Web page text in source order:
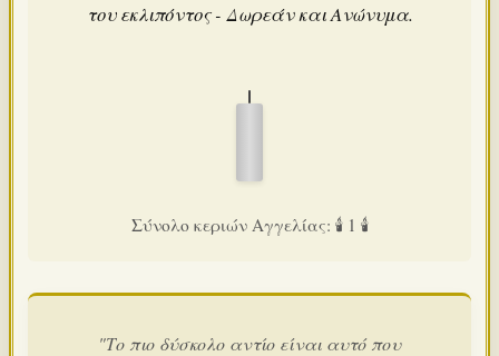
του εκλιπόντος - Δωρεάν και Ανώνυμα.
Σύνολο κεριών Αγγελίας: 🕯️ 1 🕯️
"Το πιο δύσκολο αντίο είναι αυτό που